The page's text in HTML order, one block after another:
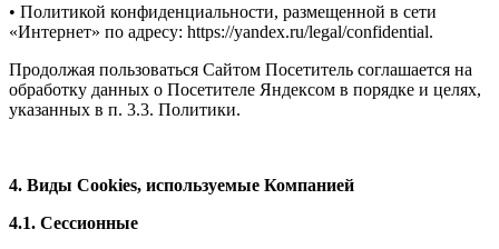
• Политикой конфиденциальности, размещенной в сети
«Интернет» по адресу: https://yandex.ru/legal/confidential.
Продолжая пользоваться Сайтом Посетитель соглашается на
обработку данных о Посетителе Яндексом в порядке и целях,
указанных в п. 3.3. Политики.
4. Виды Cookies, используемые Компанией
4.1. Сессионные